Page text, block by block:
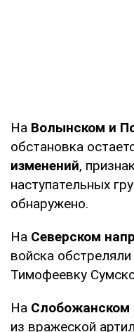
На Волынском и
обстановка
изменений,
наступательных
обнаружено.
На Северском
войска
Тимофеевку
На Слобожанском
из вражеской